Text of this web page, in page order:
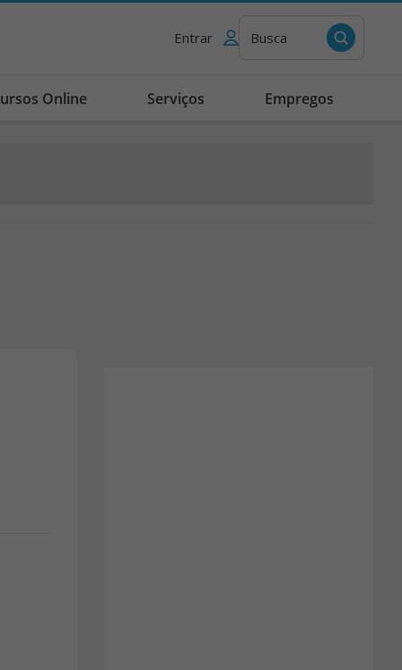
Entrar Busca
Online Serviços Empregos